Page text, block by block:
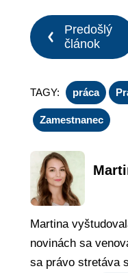
Predošlý
článok
TAGY: práca
Zamestnanec
Martina
novinách sa
sa právo stretáva